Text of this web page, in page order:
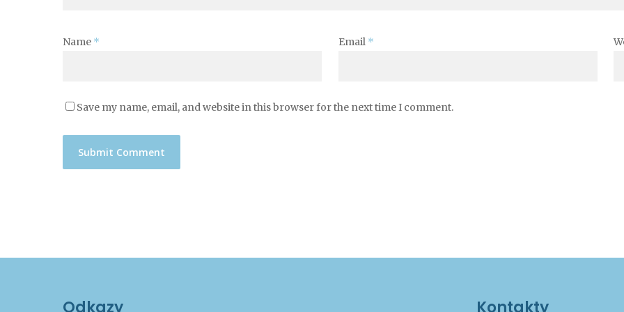
Name * Email *
Save my name, email, and website in this browser for the next time I comment.